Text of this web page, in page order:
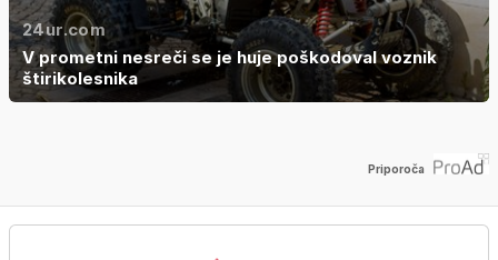
24ur.com
V prometni nesreči se je huje poškodoval voznik
štirikolesnika
Priporoča